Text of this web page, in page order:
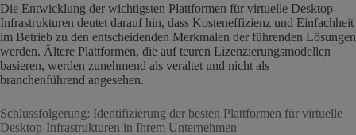
Die Entwicklung der wichtigsten Plattformen für virtuelle Desktop-
Infrastrukturen deutet darauf hin, dass Kosteneffizienz und Einfachheit
im Betrieb zu den entscheidenden Merkmalen der führenden Lösungen
werden. Ältere Plattformen, die auf teuren Lizenzierungsmodellen
basieren, werden zunehmend als veraltet und nicht als
branchenführend angesehen.
Schlussfolgerung: Identifizierung der besten Plattformen für virtuelle
Desktop-Infrastrukturen in Ihrem Unternehmen